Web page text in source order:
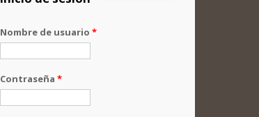
Nombre de usuario *
Contraseña *